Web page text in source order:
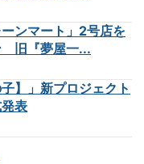
ンマート」2号店を
旧『夢屋一...
】」新プロジェクト
表